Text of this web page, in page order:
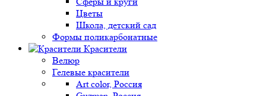
Цветы
Школа, детский сад
Формы поликарбонатные
Красители
Велюр
Гелевые красители
Art color, Россия